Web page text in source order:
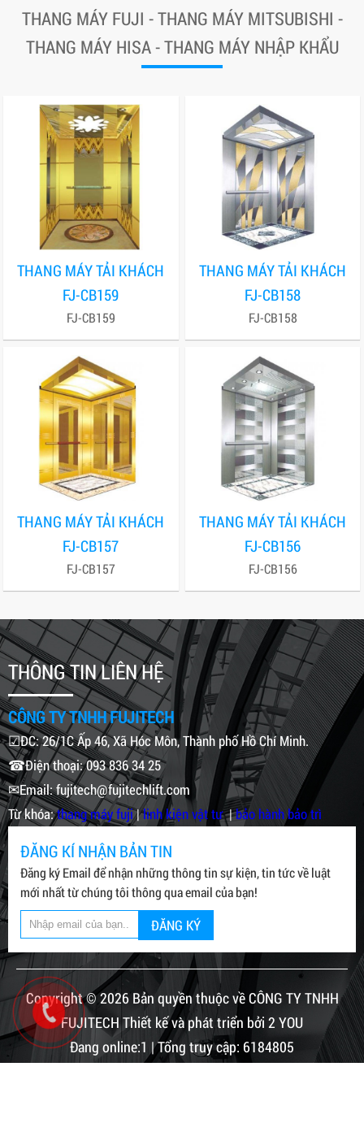
THANG MÁY FUJI - THANG MÁY MITSUBISHI -
THANG MÁY HISA - THANG MÁY NHẬP KHẨU
THANG MÁY TẢI KHÁCH
FJ-CB159
FJ-CB159
THANG MÁY TẢI KHÁCH
FJ-CB158
FJ-CB158
THANG MÁY TẢI KHÁCH
FJ-CB157
FJ-CB157
THANG MÁY TẢI KHÁCH
FJ-CB156
FJ-CB156
THÔNG TIN LIÊN HỆ
CÔNG TY TNHH FUJITECH
☑ĐC: 26/1C Ấp 46, Xã Hóc Môn, Thành phố Hồ Chí Minh.
☎Điện thoại: 093 836 34 25
✉Email: fujitech@fujitechlift.com
Từ khóa:thang máy fuji|linh kiện vật tư|bảo hành bảo trì
ĐĂNG KÍ NHẬN BẢN TIN
Đăng ký Email để nhận những thông tin sự kiện, tin tức về luật
mới nhất từ chúng tôi thông qua email của bạn!
ĐĂNG KÝ
Copyright © 2026 Bản quyền thuộc về CÔNG TY TNHH
FUJITECH Thiết kế và phát triển bởi 2 YOU
Đang online:1 | Tổng truy cập: 6184805